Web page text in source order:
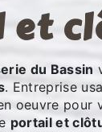
et
du Bassin
. Entreprise
oeuvre pour
portail et